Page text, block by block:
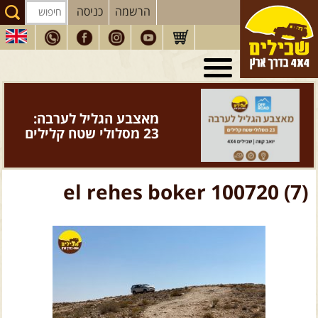
הרשמה כניסה
טיולי 4X4
בארץ
מסעות בעולם
טיוליםלרכב פנאי
הדרכותנהיגה
המדריכיםשלנו
פודקאסט ג'יפאות
מאצבע הגליל לערבה:
23 מסלולי שטח קלילים
el rehes boker 100720 (7)